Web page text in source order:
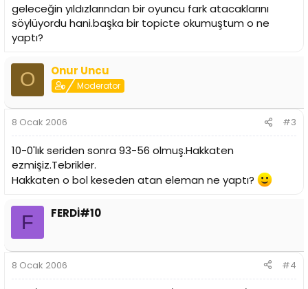
geleceğin yıldızlarından bir oyuncu fark atacaklarını
söylüyordu hani.başka bir topicte okumuştum o ne
yaptı?
O Onur Uncu
Moderator
8 Ocak 2006 #3
10-0'lık seriden sonra 93-56 olmuş.Hakkaten
ezmişiz.Tebrikler.
Hakkaten o bol keseden atan eleman ne yaptı?
F FERDİ#10
8 Ocak 2006 #4